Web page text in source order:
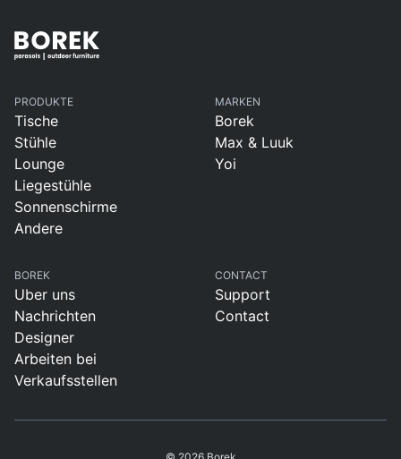
PRODUKTE
Tische
Stühle
Lounge
Liegestühle
Sonnenschirme
Andere
MARKEN
Borek
Max & Luuk
Yoi
BOREK
Uber uns
Nachrichten
Designer
Arbeiten bei
Verkaufsstellen
CONTACT
Support
Contact